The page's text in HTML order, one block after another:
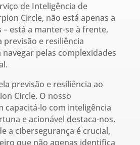
de Inteligência de
Circle, não está apenas a
– está a manter-se à frente,
e resiliência
navegar pelas complexidades
previsão e resiliência ao
Circle. O nosso
capacitá-lo com inteligência
e acionável destaca-nos.
a cibersegurança é crucial,
que não apenas identifica